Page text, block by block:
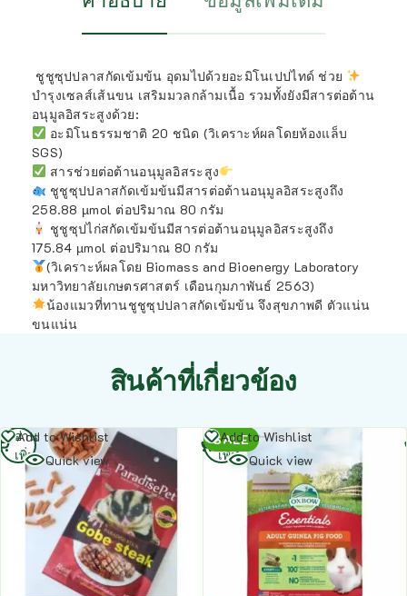
ชูชูซุปปลาสกัดเข้มข้น อุดมไปด้วยอะมิโนเปปไทด์ ช่วย
บำรุงเซลส์เส้นขน เสริมมวลกล้ามเนื้อ รวมทั้งยังมีสารต่อต้าน
อนุมูลอิสระสูงด้วย:
อะมิโนธรรมชาติ 20 ชนิด (วิเคราะห์ผลโดยห้องแล็บ
SGS)
สารช่วยต่อต้านอนุมูลอิสระสูง
ชูชูซุปปลาสกัดเข้มข้นมีสารต่อต้านอนุมูลอิสระสูงถึง
258.88 µmol ต่อปริมาณ 80 กรัม
ชูชูซุปไก่สกัดเข้มข้นมีสารต่อต้านอนุมูลอิสระสูงถึง
175.84 µmol ต่อปริมาณ 80 กรัม
(วิเคราะห์ผลโดย Biomass and Bioenergy Laboratory
มหาวิทยาลัยเกษตรศาสตร์ เดือนกุมภาพันธ์ 2563)
น้องแมวที่ทานชูชูซุปปลาสกัดเข้มข้น จึงสุขภาพดี ตัวแน่น
ขนแน่น
สินค้าที่เกี่ยวข้อง
Add to Wishlist
Quick view
อ่าน
เพิ่ม
SALE
Add to Wishlist
Quick view
อ่าน
เพิ่ม